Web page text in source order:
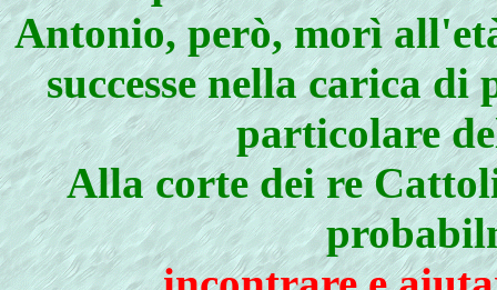
Antonio, però, morì
successe nella carica di
particolare
Alla corte dei re